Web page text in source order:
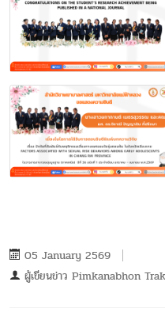
05 January 2569
ผู้เขียนข่าว Pimkanabhon